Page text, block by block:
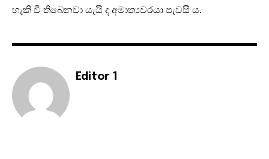
හැකි වී තිබෙනවා යැයි ද අමාත්‍යවරයා පැවසී ය.
Editor 1